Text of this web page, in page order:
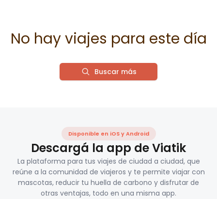
No hay viajes para este día
Buscar más
Disponible en iOS y Android
Descargá la app de Viatik
La plataforma para tus viajes de ciudad a ciudad, que
reúne a la comunidad de viajeros y te permite viajar con
mascotas, reducir tu huella de carbono y disfrutar de
otras ventajas, todo en una misma app.